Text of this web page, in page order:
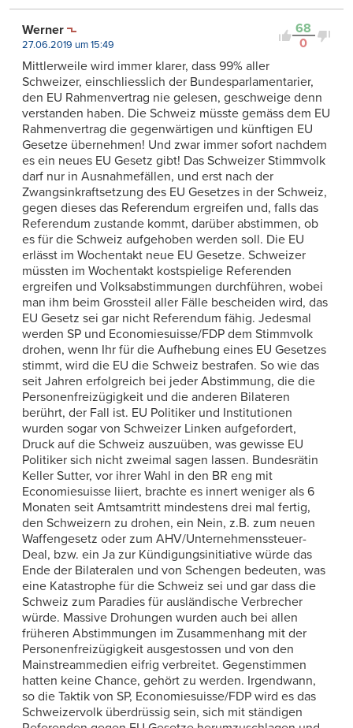
68
0
Werner
27.06.2019 um 15:49
Mittlerweile wird immer klarer, dass 99% aller
Schweizer, einschliesslich der Bundesparlamentarier,
den EU Rahmenvertrag nie gelesen, geschweige denn
verstanden haben. Die Schweiz müsste gemäss dem EU
Rahmenvertrag die gegenwärtigen und künftigen EU
Gesetze übernehmen! Und zwar immer sofort nachdem
es ein neues EU Gesetz gibt! Das Schweizer Stimmvolk
darf nur in Ausnahmefällen, und erst nach der
Zwangsinkraftsetzung des EU Gesetzes in der Schweiz,
gegen dieses das Referendum ergreifen und, falls das
Referendum zustande kommt, darüber abstimmen, ob
es für die Schweiz aufgehoben werden soll. Die EU
erlässt im Wochentakt neue EU Gesetze. Schweizer
müssten im Wochentakt kostspielige Referenden
ergreifen und Volksabstimmungen durchführen, wobei
man ihm beim Grossteil aller Fälle bescheiden wird, das
EU Gesetz sei gar nicht Referendum fähig. Jedesmal
werden SP und Economiesuisse/FDP dem Stimmvolk
drohen, wenn Ihr für die Aufhebung eines EU Gesetzes
stimmt, wird die EU die Schweiz bestrafen. So wie das
seit Jahren erfolgreich bei jeder Abstimmung, die die
Personenfreizügigkeit und die anderen Bilateren
berührt, der Fall ist. EU Politiker und Institutionen
wurden sogar von Schweizer Linken aufgefordert,
Druck auf die Schweiz auszuüben, was gewisse EU
Politiker sich nicht zweimal sagen lassen. Bundesrätin
Keller Sutter, vor ihrer Wahl in den BR eng mit
Economiesuisse liiert, brachte es innert weniger als 6
Monaten seit Amtsamtritt mindestens drei mal fertig,
den Schweizern zu drohen, ein Nein, z.B. zum neuen
Waffengesetz oder zum AHV/Unternehmenssteuer-
Deal, bzw. ein Ja zur Kündigungsinitiative würde das
Ende der Bilateralen und von Schengen bedeuten, was
eine Katastrophe für die Schweiz sei und gar dass die
Schweiz zum Paradies für ausländische Verbrecher
würde. Massive Drohungen wurden auch bei allen
früheren Abstimmungen im Zusammenhang mit der
Personenfreizügigkeit ausgestossen und von den
Mainstreammedien eifrig verbreitet. Gegenstimmen
hatten keine Chance, gehört zu werden. Irgendwann,
so die Taktik von SP, Economiesuisse/FDP wird es das
Schweizervolk überdrüssig sein, sich mit ständigen